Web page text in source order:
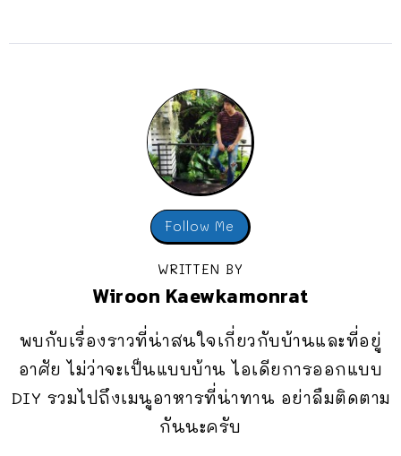
Follow Me
WRITTEN BY
Wiroon Kaewkamonrat
พบกับเรื่องราวที่น่าสนใจเกี่ยวกับบ้านและที่อยู่
อาศัย ไม่ว่าจะเป็นแบบบ้าน ไอเดียการออกแบบ
DIY รวมไปถึงเมนูอาหารที่น่าทาน อย่าลืมติดตาม
กันนะครับ